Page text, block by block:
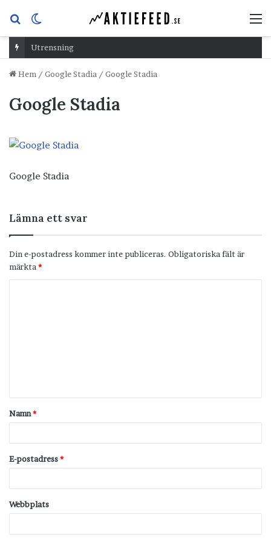
Sök
efterskin
Utrensning
Hem / Google Stadia / Google Stadia
Google Stadia
Google Stadia
Lämna ett svar
Din e-postadress kommer inte publiceras. Obligatoriska fält är
märkta *
t
a
Namn*
E-postadress*
Webbplats